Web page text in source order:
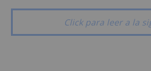
Click para leer a la